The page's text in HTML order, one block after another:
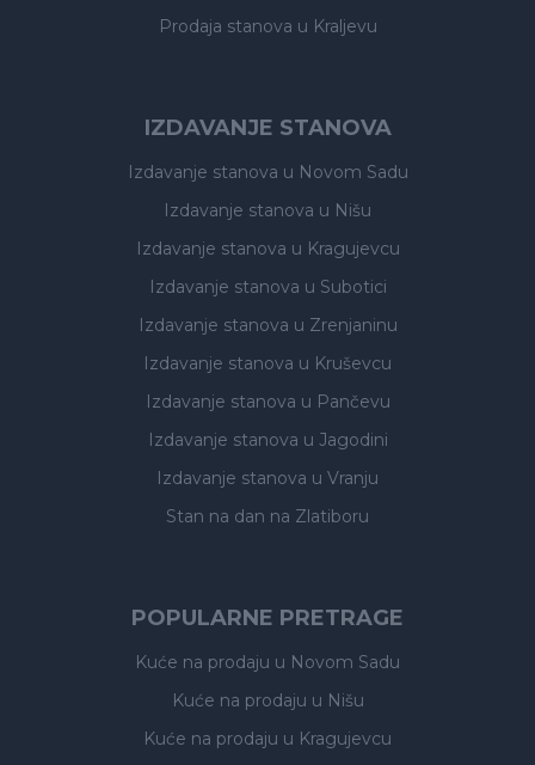
Prodaja stanova u Kraljevu
IZDAVANJE STANOVA
Izdavanje stanova u Novom Sadu
Izdavanje stanova u Nišu
Izdavanje stanova u Kragujevcu
Izdavanje stanova u Subotici
Izdavanje stanova u Zrenjaninu
Izdavanje stanova u Kruševcu
Izdavanje stanova u Pančevu
Izdavanje stanova u Jagodini
Izdavanje stanova u Vranju
Stan na dan na Zlatiboru
POPULARNE PRETRAGE
Kuće na prodaju u Novom Sadu
Kuće na prodaju u Nišu
Kuće na prodaju u Kragujevcu